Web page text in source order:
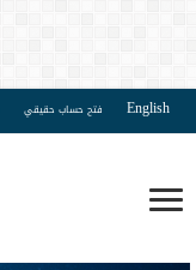
English فتح حساب حقيقي